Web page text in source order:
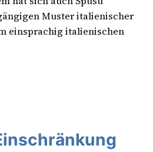
Muster italienischer
einsprachig italienischen